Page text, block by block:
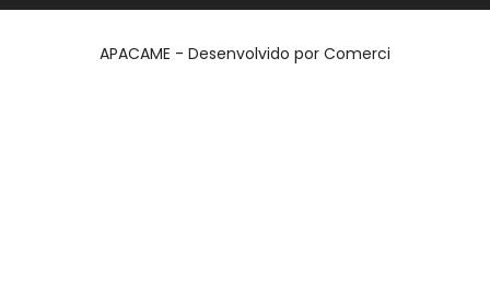
APACAME - Desenvolvido por Comerci